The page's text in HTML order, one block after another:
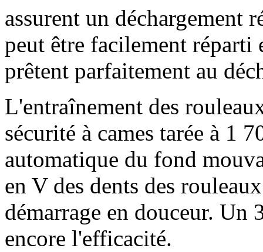
assurent un déchargement
peut être facilement
prêtent parfaitement au
L'entraînement des
sécurité à cames tarée à 1
automatique du fond
en V des dents des
démarrage en douceur. Un
encore l'efficacité.